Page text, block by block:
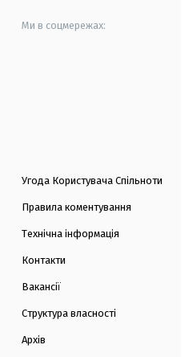
Ми в соцмережах:
Угода Користувача Спільноти
Правила коментування
Технічна інформація
Контакти
Вакансії
Структура власності
Архів